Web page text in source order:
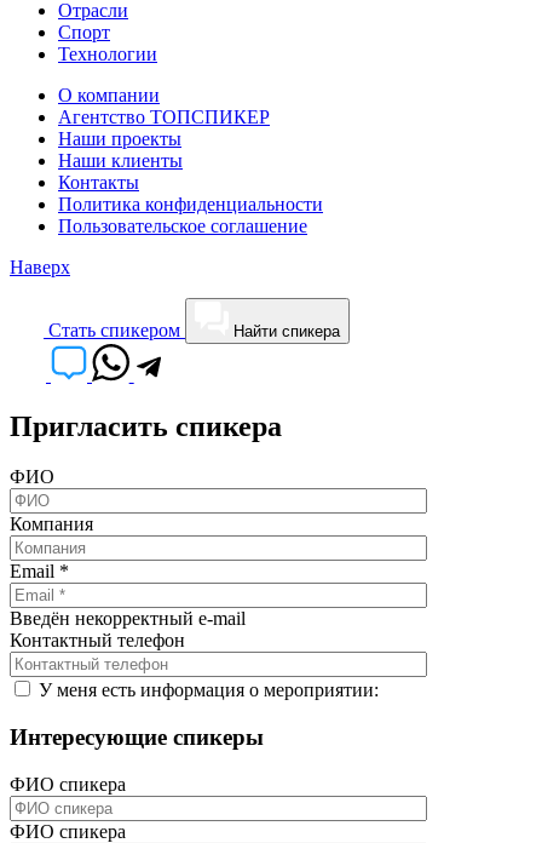
Отрасли
Спорт
Технологии
О компании
Агентство ТОПСПИКЕР
Наши проекты
Наши клиенты
Контакты
Политика конфиденциальности
Пользовательское соглашение
Наверх
Cтать спикером Найти спикера
Пригласить спикера
ФИО
Компания
Email *
Введён некорректный e-mail
Контактный телефон
У меня есть информация о мероприятии:
Интересующие спикеры
ФИО спикера
ФИО спикера